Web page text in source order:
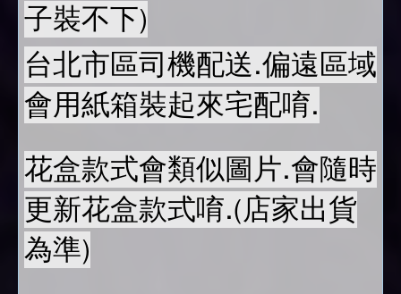
子裝不下)
台北市區司機配送.偏遠區域
會用紙箱裝起來宅配唷.
花盒款式會類似圖片.會隨時
更新花盒款式唷.(店家出貨
為準)